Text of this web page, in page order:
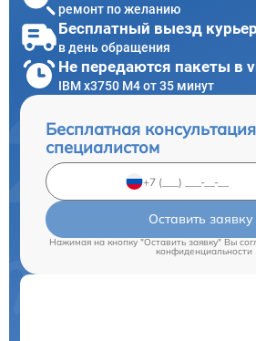
ремонт по желанию
Бесплатный выезд
в день обращения
Не передаются пакеты в
IBM x3750 M4 от 35 минут
Бесплатная
специалистом
Оставить заявку
Нажимая на кнопку "Оставить заявку" Вы
конфиденциальности